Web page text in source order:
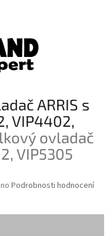
ARRIS s
VIP4402,
ovladač
VIP5305
Podrobnosti hodnocení